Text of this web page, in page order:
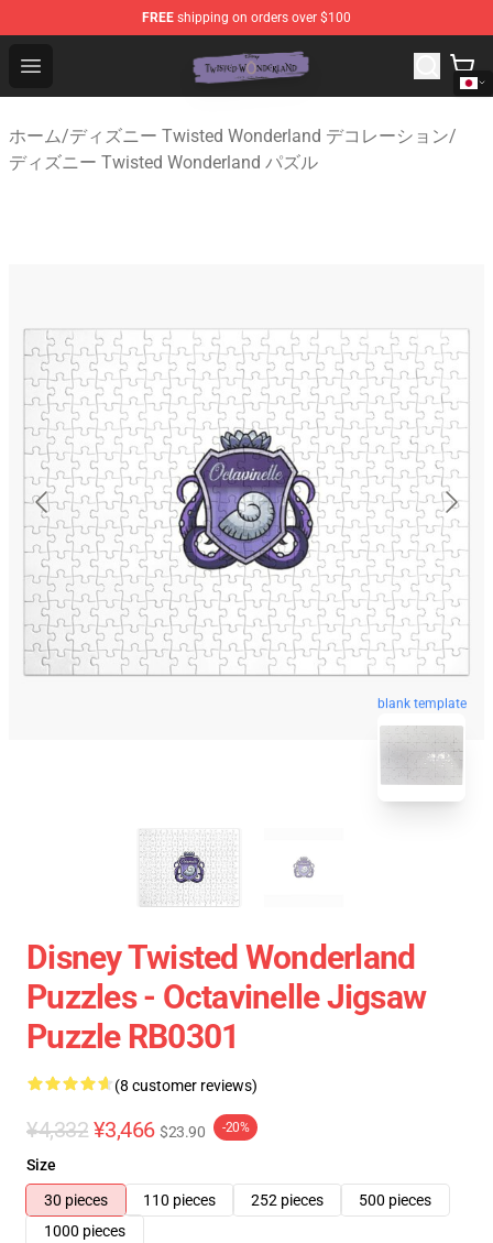
FREE shipping on orders over $100
Open menu
Twisted Wonderland Store - Official Twisted
ホーム/ディズニー Twisted Wonderland デコレーション/
ディズニー Twisted Wonderland パズル
blank template
Disney Twisted Wonderland
Puzzles - Octavinelle Jigsaw
Puzzle RB0301
(8 customer reviews)
¥4,332 ¥3,466 $23.90 -20%
Size
30 pieces
110 pieces 252 pieces
500 pieces
1000 pieces